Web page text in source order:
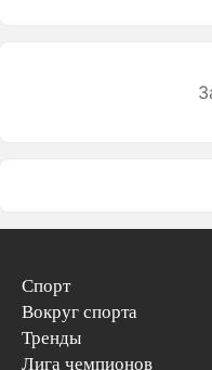
Спорт
Вокруг спорта
Тренды
Лига чемпионов